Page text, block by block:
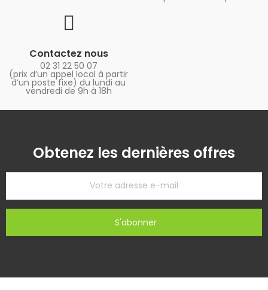
Contactez nous
02 31 22 50 07
(prix d’un appel local à partir
d’un poste fixe) du lundi au
vendredi de 9h à 18h
Obtenez les dernières offres
S'abonner